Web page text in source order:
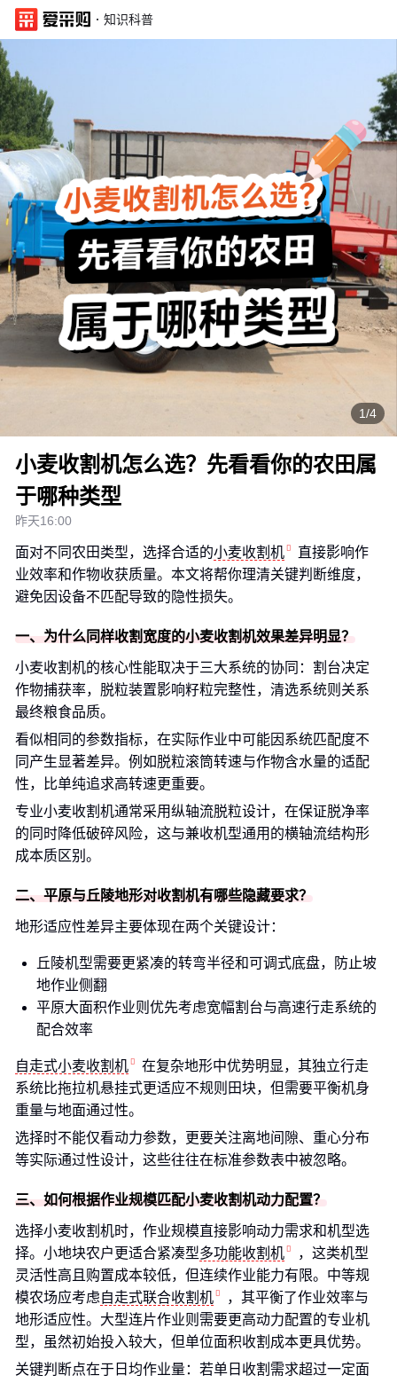
· 知识科普
1/4
小麦收割机怎么选？先看看你的农田属
于哪种类型
昨天16:00
面对不同农田类型，选择合适的小麦收割机
直接影响作
业效率和作物收获质量。本文将帮你理清关键判断维度，
避免因设备不匹配导致的隐性损失。
一、为什么同样收割宽度的小麦收割机效果差异明显？
小麦收割机的核心性能取决于三大系统的协同：割台决定
作物捕获率，脱粒装置影响籽粒完整性，清选系统则关系
最终粮食品质。
看似相同的参数指标，在实际作业中可能因系统匹配度不
同产生显著差异。例如脱粒滚筒转速与作物含水量的适配
性，比单纯追求高转速更重要。
专业小麦收割机通常采用纵轴流脱粒设计，在保证脱净率
的同时降低破碎风险，这与兼收机型通用的横轴流结构形
成本质区别。
二、平原与丘陵地形对收割机有哪些隐藏要求？
地形适应性差异主要体现在两个关键设计：
丘陵机型需要更紧凑的转弯半径和可调式底盘，防止坡
地作业侧翻
平原大面积作业则优先考虑宽幅割台与高速行走系统的
配合效率
自走式小麦收割机
在复杂地形中优势明显，其独立行走
系统比拖拉机悬挂式更适应不规则田块，但需要平衡机身
重量与地面通过性。
选择时不能仅看动力参数，更要关注离地间隙、重心分布
等实际通过性设计，这些往往在标准参数表中被忽略。
三、如何根据作业规模匹配小麦收割机动力配置？
选择小麦收割机时，作业规模直接影响动力需求和机型选
择。小地块农户更适合紧凑型多功能收割机
，这类机型
灵活性高且购置成本较低，但连续作业能力有限。中等规
模农场应考虑自走式联合收割机
，其平衡了作业效率与
地形适应性。大型连片作业则需要更高动力配置的专业机
型，虽然初始投入较大，但单位面积收割成本更具优势。
关键判断点在于日均作业量：若单日收割需求超过一定面